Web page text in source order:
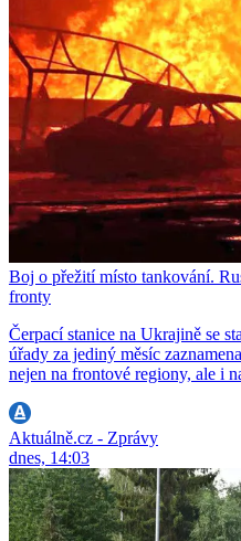
Boj o přežití místo tankování.
fronty
Čerpací stanice na Ukrajině se
úřady za jediný měsíc
nejen na frontové regiony, ale i
Aktuálně.cz - Zprávy
dnes, 14:03